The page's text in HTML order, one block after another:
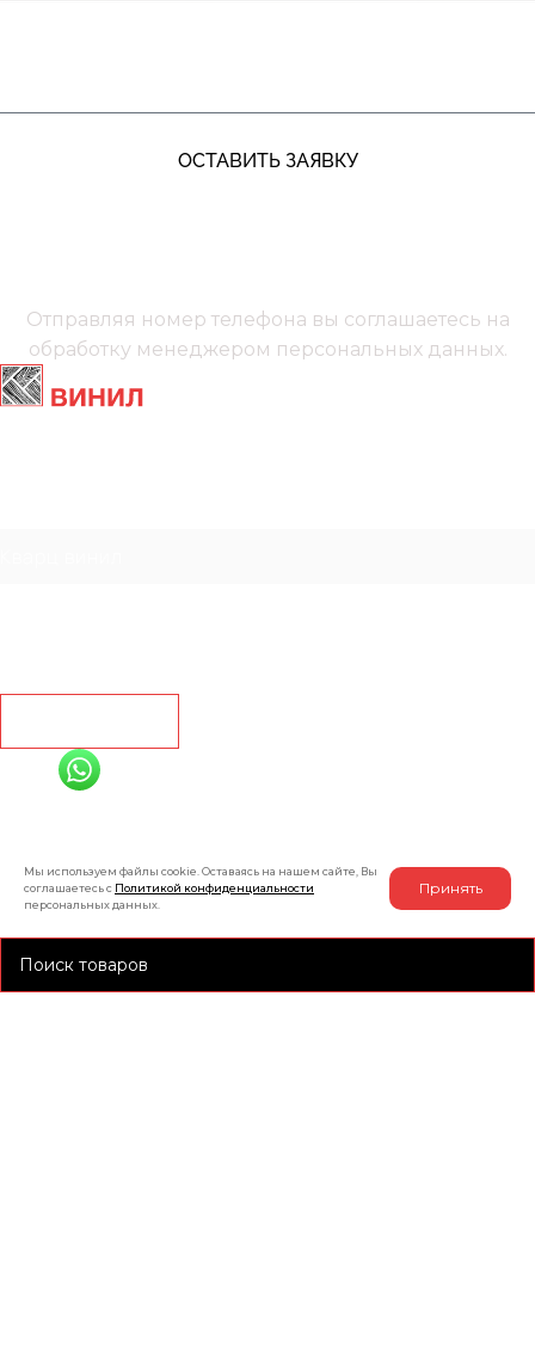
ОСТАВИТЬ ЗАЯВКУ
Отправляя номер телефона вы соглашаетесь на
обработку менеджером персональных данных.
Мы используем файлы cookie. Оставаясь на нашем сайте, Вы
соглашаетесь с Политикой конфиденциальности
персональных данных.
Принять